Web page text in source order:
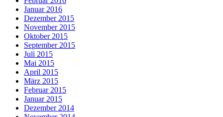
Januar 2016
Dezember 2015
November 2015
Oktober 2015
September 2015
Juli 2015
Mai 2015
April 2015
März 2015
Februar 2015
Januar 2015
Dezember 2014